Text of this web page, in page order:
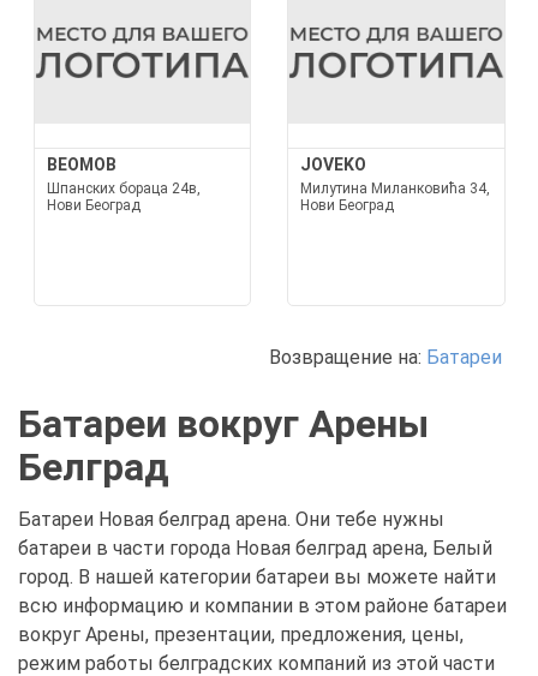
BEOMOB
Шпанских бораца 24в,
Нови Београд
JOVEKO
Милутина Миланковића 34,
Нови Београд
Возвращение на: Батареи
Батареи вокруг Арены
Белград
Батареи Новая белград арена. Они тебе нужны
батареи в части города Новая белград арена, Белый
город. В нашей категории батареи вы можете найти
всю информацию и компании в этом районе батареи
вокруг Арены, презентации, предложения, цены,
режим работы белградских компаний из этой части